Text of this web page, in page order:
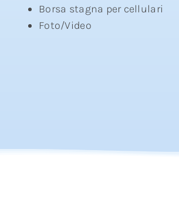
Borsa stagna per cellulari
Foto/Video